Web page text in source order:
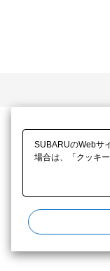
SUBARUのWebサ
場合は、「クッキ